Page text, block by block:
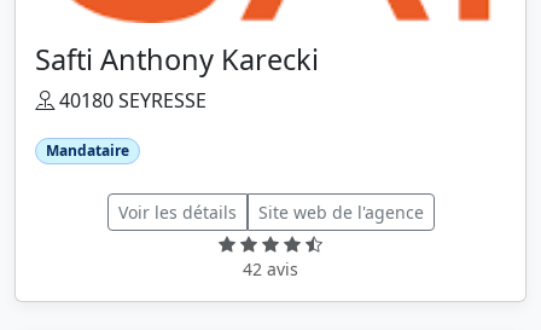
Safti Anthony Karecki
40180 SEYRESSE
Mandataire
Voir les détails Site web de l'agence
42 avis